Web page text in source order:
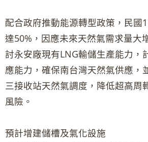
配合政府推動能源轉型政策，民國
達50%，因應未來天然氣需求量大
討永安廠現有LNG輸儲生產能力，
應能力，確保南台灣天然氣供應，
三接收站天然氣調度，降低超高周
風險。
預計增建儲槽及氣化設施